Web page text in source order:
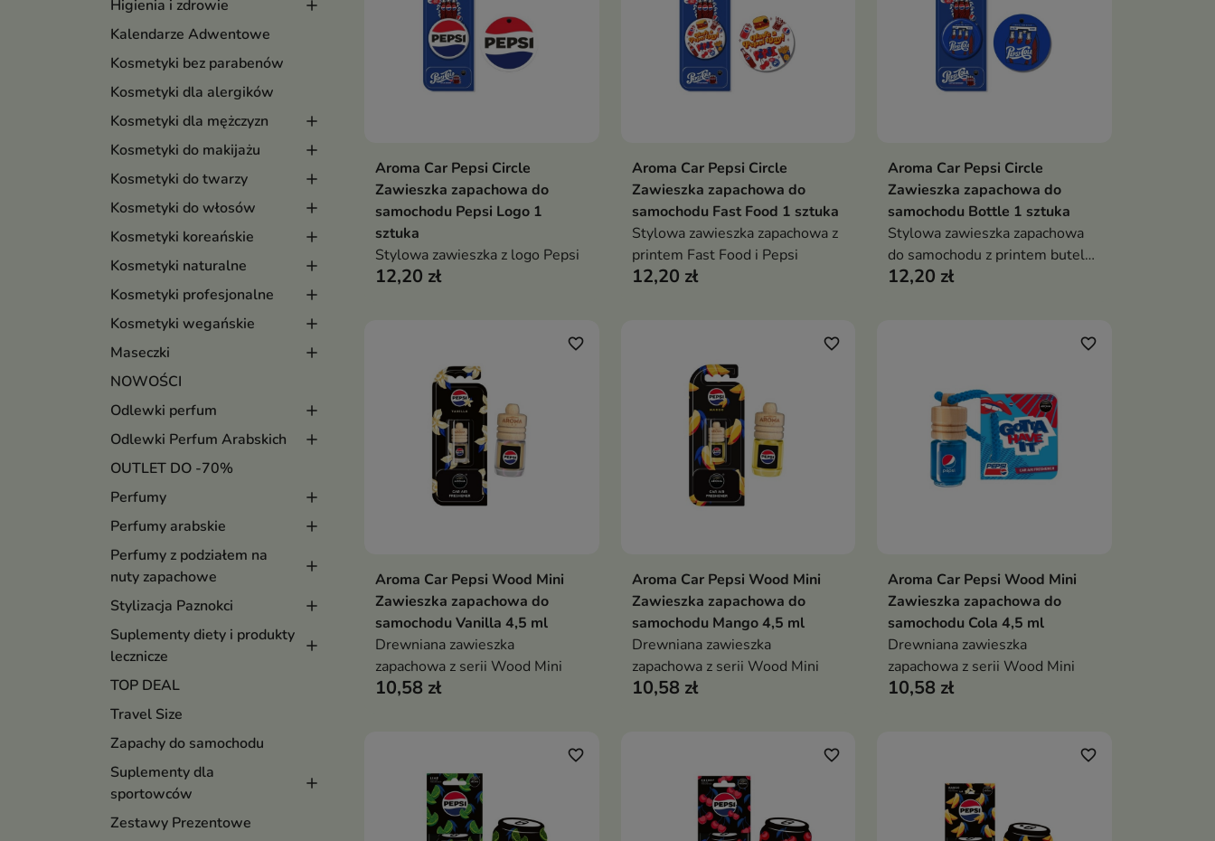
Higienia i zdrowie
Kalendarze Adwentowe
Kosmetyki bez parabenów
Kosmetyki dla alergików
Kosmetyki dla mężczyzn
Kosmetyki do makijażu
Kosmetyki do twarzy
Kosmetyki do włosów
Kosmetyki koreańskie
Kosmetyki naturalne
Kosmetyki profesjonalne
Kosmetyki wegańskie
Maseczki
NOWOŚCI
Odlewki perfum
Odlewki Perfum Arabskich
OUTLET DO -70%
Perfumy
Perfumy arabskie
Perfumy z podziałem na
nuty zapachowe
Stylizacja Paznokci
Suplementy diety i produkty
lecznicze
TOP DEAL
Travel Size
Zapachy do samochodu
Suplementy dla
sportowców
Zestawy Prezentowe
Dodaj do koszyka
Aroma Car Pepsi Circle
Zawieszka zapachowa do
samochodu Pepsi Logo 1
sztuka
Stylowa zawieszka z logo Pepsi
12,20 zł
Dodaj do koszyka
Aroma Car Pepsi Circle
Zawieszka zapachowa do
samochodu Fast Food 1 sztuka
Stylowa zawieszka zapachowa z
printem Fast Food i Pepsi
12,20 zł
Dodaj do koszyka
Aroma Car Pepsi Circle
Zawieszka zapachowa do
samochodu Bottle 1 sztuka
Stylowa zawieszka zapachowa
do samochodu z printem butelek
Pepsi
12,20 zł
Dodaj do koszyka
favorite_border
Aroma Car Pepsi Wood Mini
Zawieszka zapachowa do
samochodu Vanilla 4,5 ml
Drewniana zawieszka
zapachowa z serii Wood Mini
10,58 zł
Dodaj do koszyka
favorite_border
Aroma Car Pepsi Wood Mini
Zawieszka zapachowa do
samochodu Mango 4,5 ml
Drewniana zawieszka
zapachowa z serii Wood Mini
10,58 zł
Dodaj do koszyka
favorite_border
Aroma Car Pepsi Wood Mini
Zawieszka zapachowa do
samochodu Cola 4,5 ml
Drewniana zawieszka
zapachowa z serii Wood Mini
10,58 zł
favorite_border favorite_border favorite_border